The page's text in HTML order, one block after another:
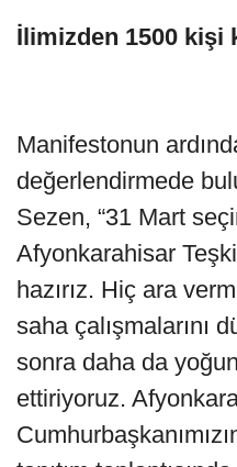
İlimizden 1500 kişi
Manifestonun
değerlendirmede
Sezen, “31 Mart
Afyonkarahisar
hazırız. Hiç ara
saha çalışmalarını
sonra daha da
ettiriyoruz.